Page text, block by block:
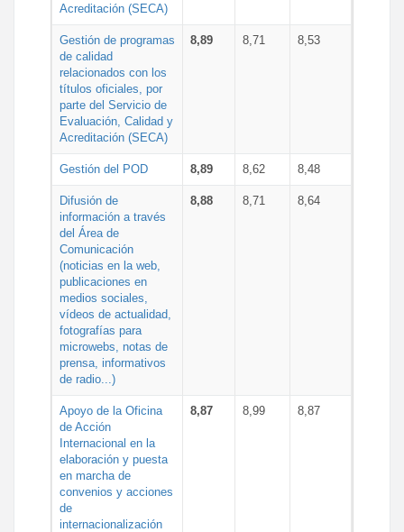
Acreditación (SECA)
Gestión de programas
de calidad
relacionados con los
títulos oficiales, por
parte del Servicio de
Evaluación, Calidad y
Acreditación (SECA)
8,89 8,71 8,53
Gestión del POD 8,89 8,62 8,48
Difusión de
información a través
del Área de
Comunicación
(noticias en la web,
publicaciones en
medios sociales,
vídeos de actualidad,
fotografías para
microwebs, notas de
prensa, informativos
de radio...)
8,88 8,71 8,64
Apoyo de la Oficina
de Acción
Internacional en la
elaboración y puesta
en marcha de
convenios y acciones
de
internacionalización
8,87 8,99 8,87